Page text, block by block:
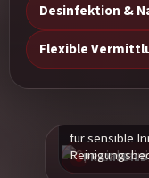
Desinfektion &
Flexible
Praxisbild
für sensible